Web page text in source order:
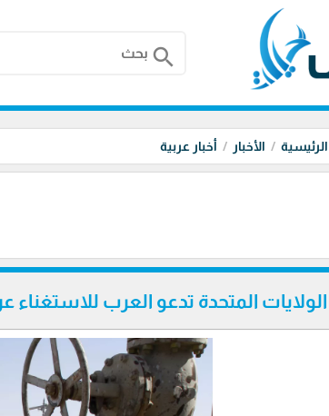
search
الرئيسية الأخبار أخبار عربية
الولايات المتحدة تدعو العرب للاستغناء